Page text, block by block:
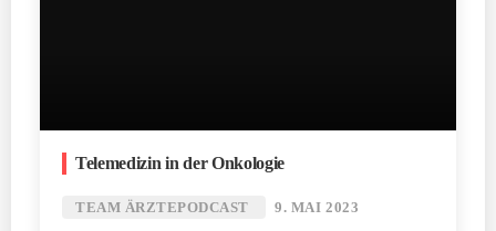
Telemedizin in der Onkologie
TEAM ÄRZTEPODCAST 9. MAI 2023